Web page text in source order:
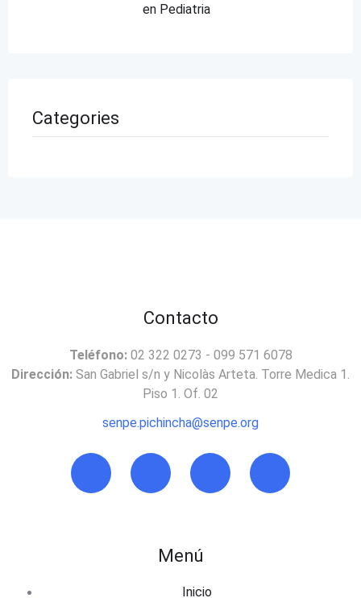
en Pediatria
Categories
Menú
Inicio
Contacto
Teléfono: 02 322 0273 - 099 571 6078
Dirección: San Gabriel s/n y Nicolàs Arteta. Torre Medica 1.
Piso 1. Of. 02
senpe.pichincha@senpe.org